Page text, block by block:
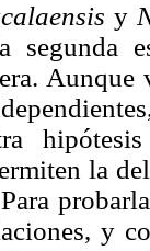
y
segunda
Aunque
la
Para
y